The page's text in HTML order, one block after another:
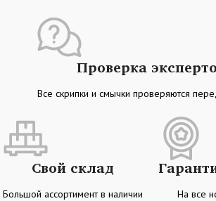
Проверка
Все скрипки и смычки проверяются
Свой склад
Большой ассортимент в наличии На все